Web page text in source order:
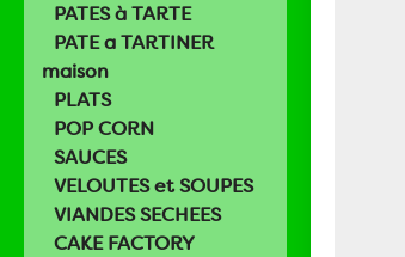
PATES à TARTE
PATE a TARTINER
maison
PLATS
POP CORN
SAUCES
VELOUTES et SOUPES
VIANDES SECHEES
CAKE FACTORY